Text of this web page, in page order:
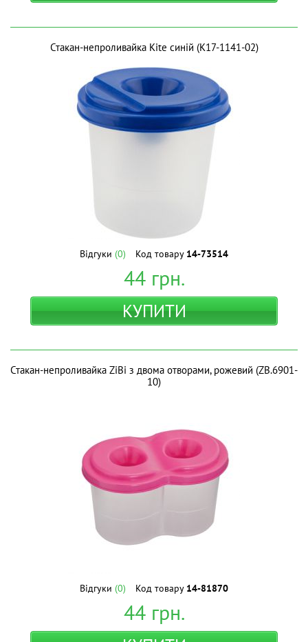
Стакан-непроливайка Kite синій (K17-1141-02)
Відгуки (0) Код товару 14-73514
44грн.
КУПИТИ
Стакан-непроливайка ZiBi з двома отворами, рожевий (ZB.6901-
10)
Відгуки (0) Код товару 14-81870
44грн.